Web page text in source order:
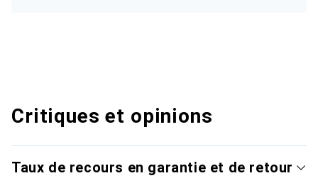
Critiques et opinions
Taux de recours en garantie et de retour